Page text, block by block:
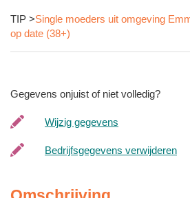
TIP >Single moeders uit omgeving
op date (38+)
Gegevens onjuist of niet volledig?
Wijzig gegevens
Bedrijfsgegevens verwijderen